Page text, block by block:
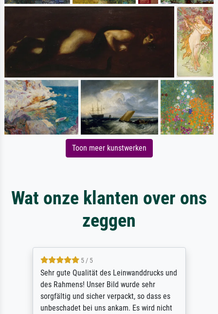
Toon meer kunstwerken
Wat onze klanten over ons
zeggen
5 / 5
Sehr gute Qualität des Leinwanddrucks und
des Rahmens! Unser Bild wurde sehr
sorgfältig und sicher verpackt, so dass es
unbeschadet bei uns ankam. Es wird nicht